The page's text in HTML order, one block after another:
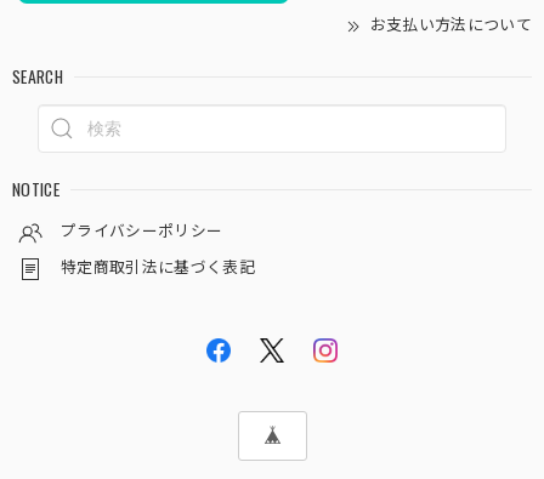
お支払い方法について
SEARCH
NOTICE
プライバシーポリシー
特定商取引法に基づく表記